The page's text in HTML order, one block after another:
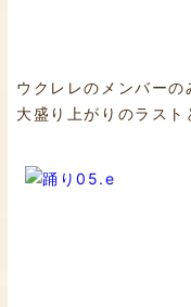
ウクレレのメンバーの
大盛り上がりのラス